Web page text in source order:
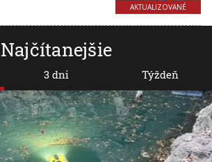
AKTUALIZOVANÉ
Najčítanejšie
3 dni Týždeň